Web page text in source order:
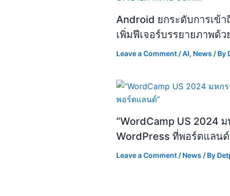
Android ยกระดับการเข้า
เพิ่มฟีเจอร์บรรยายภาพด้ว
Leave a Comment /AI, News / By
“WordCamp US 2024
WordPress ที่พอร์ตแลนด์
Leave a Comment / News / By